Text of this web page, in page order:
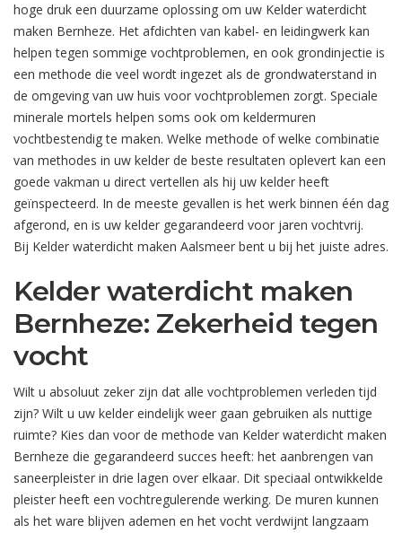
hoge druk een duurzame oplossing om uw Kelder waterdicht
maken Bernheze. Het afdichten van kabel- en leidingwerk kan
helpen tegen sommige vochtproblemen, en ook grondinjectie is
een methode die veel wordt ingezet als de grondwaterstand in
de omgeving van uw huis voor vochtproblemen zorgt. Speciale
minerale mortels helpen soms ook om keldermuren
vochtbestendig te maken. Welke methode of welke combinatie
van methodes in uw kelder de beste resultaten oplevert kan een
goede vakman u direct vertellen als hij uw kelder heeft
geïnspecteerd. In de meeste gevallen is het werk binnen één dag
afgerond, en is uw kelder gegarandeerd voor jaren vochtvrij.
Bij Kelder waterdicht maken Aalsmeer bent u bij het juiste adres.
Kelder waterdicht maken
Bernheze: Zekerheid tegen
vocht
Wilt u absoluut zeker zijn dat alle vochtproblemen verleden tijd
zijn? Wilt u uw kelder eindelijk weer gaan gebruiken als nuttige
ruimte? Kies dan voor de methode van Kelder waterdicht maken
Bernheze die gegarandeerd succes heeft: het aanbrengen van
saneerpleister in drie lagen over elkaar. Dit speciaal ontwikkelde
pleister heeft een vochtregulerende werking. De muren kunnen
als het ware blijven ademen en het vocht verdwijnt langzaam